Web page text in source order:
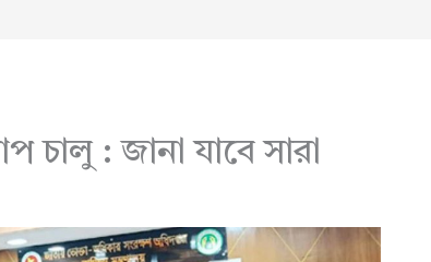
চালু : জানা যাবে সারা